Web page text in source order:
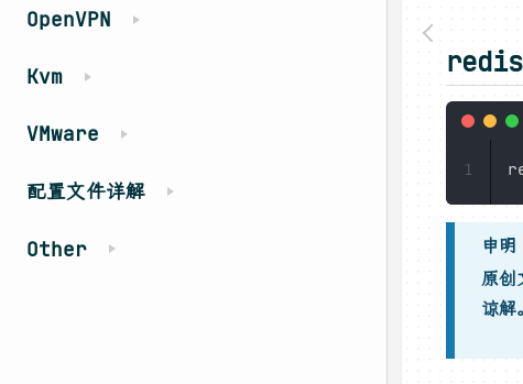
OpenVPN
Kvm
VMware
配置文件详解
Other
redis
1
申明
原创
谅解。